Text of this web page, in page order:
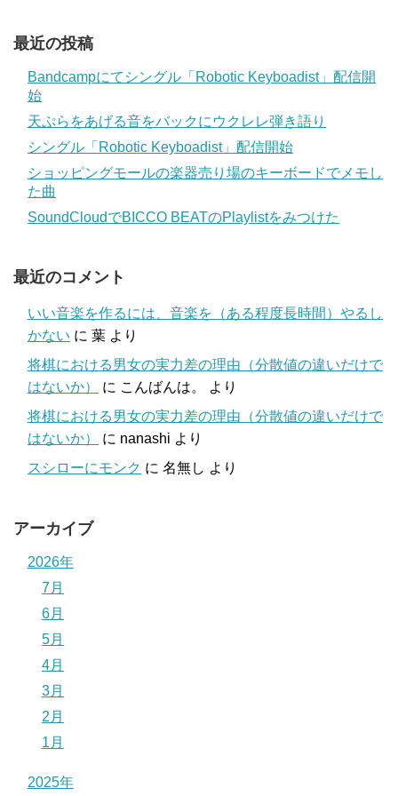
最近の投稿
Bandcampにてシングル「Robotic Keyboadist」配信開
始
天ぷらをあげる音をバックにウクレレ弾き語り
シングル「Robotic Keyboadist」配信開始
ショッピングモールの楽器売り場のキーボードでメモし
た曲
SoundCloudでBICCO BEATのPlaylistをみつけた
最近のコメント
いい音楽を作るには、音楽を（ある程度長時間）やるし
かない に 葉 より
将棋における男女の実力差の理由（分散値の違いだけで
はないか）
に こんばんは。
より
将棋における男女の実力差の理由（分散値の違いだけで
はないか）
に nanashi より
スシローにモンク に 名無し より
アーカイブ
2026年
7月
6月
5月
4月
3月
2月
1月
2025年